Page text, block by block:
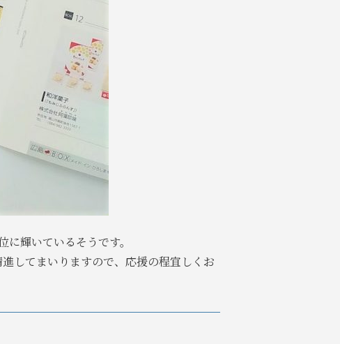
輝いているそうです。
してまいりますので、応援の程宜しくお